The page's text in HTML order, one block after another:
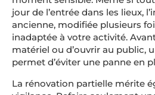
jour de l’entrée dans les lieux,
ancienne, modifiée plusieurs
inadaptée à votre activité.
matériel ou d’ouvrir au public,
permet d’éviter une panne en
La rénovation partielle mérite